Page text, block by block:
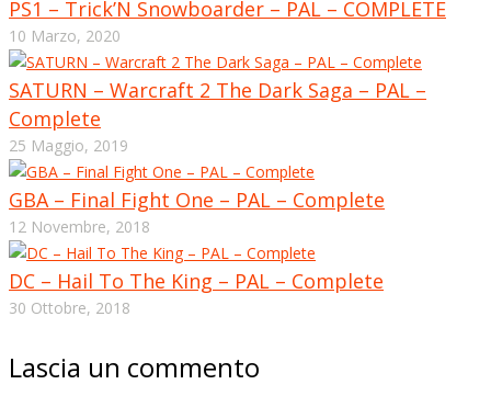
PS1 – Trick’N Snowboarder – PAL – COMPLETE
10 Marzo, 2020
SATURN – Warcraft 2 The Dark Saga – PAL –
Complete
25 Maggio, 2019
GBA – Final Fight One – PAL – Complete
12 Novembre, 2018
DC – Hail To The King – PAL – Complete
30 Ottobre, 2018
Lascia un commento